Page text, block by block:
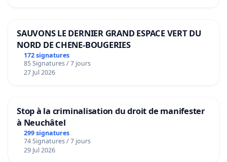
SAUVONS LE DERNIER GRAND ESPACE VERT DU
NORD DE CHENE-BOUGERIES
172 signatures
85 Signatures / 7 jours
27 Jul 2026
Stop à la criminalisation du droit de manifester
à Neuchâtel
299 signatures
74 Signatures / 7 jours
29 Jul 2026